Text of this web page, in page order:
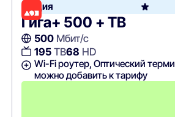
Акция
Гига+ 500 + ТВ
500Мбит/с
195ТВ68 HD
Wi-Fi роутер, Оптический
можно добавить к тарифу